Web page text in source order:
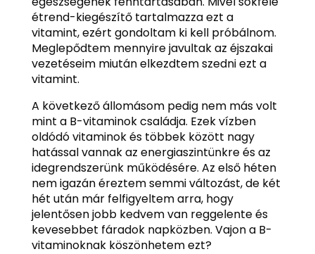
étrend-kiegészítő tartalmazza ezt a
vitamint, ezért gondoltam ki kell próbálnom.
Meglepődtem mennyire javultak az éjszakai
vezetéseim miután elkezdtem szedni ezt a
vitamint.
A következő állomásom pedig nem más volt
mint a B-vitaminok családja. Ezek vízben
oldódó vitaminok és többek között nagy
hatással vannak az energiaszintünkre és az
idegrendszerünk működésére. Az első héten
nem igazán éreztem semmi változást, de két
hét után már felfigyeltem arra, hogy
jelentősen jobb kedvem van reggelente és
kevesebbet fáradok napközben. Vajon a B-
vitaminoknak köszönhetem ezt?